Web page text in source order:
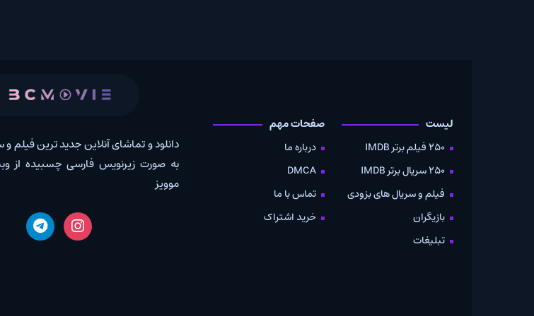
فیلم و سریال های بزودی
صفحات مهم
درباره ما
DMCA
تماس با ما
دانلود و تماشای آنلاین جدید ترین فیلم و سریال های دنیا
به صورت زیرنویس فارسی چسبیده از وبسایت بی سی